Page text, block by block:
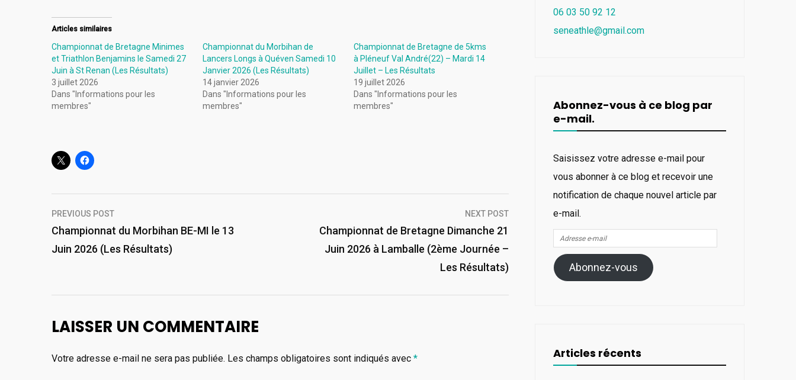
Articles similaires
Championnat de Bretagne Minimes
et Triathlon Benjamins le Samedi 27
Juin à St Renan (Les Résultats)
3 juillet 2026
Dans "Informations pour les
membres"
Championnat du Morbihan de
Lancers Longs à Quéven Samedi 10
Janvier 2026 (Les Résultats)
14 janvier 2026
Dans "Informations pour les
membres"
Championnat de Bretagne de 5kms
à Pléneuf Val André(22) – Mardi 14
Juillet – Les Résultats
19 juillet 2026
Dans "Informations pour les
membres"
Navigation
de
l’article
PREVIOUS POST
Championnat du Morbihan BE-MI le 13
Juin 2026 (Les Résultats)
NEXT POST
Championnat de Bretagne Dimanche 21
Juin 2026 à Lamballe (2ème Journée –
Les Résultats)
LAISSER UN COMMENTAIRE
Votre adresse e-mail ne sera pas publiée. Les champs obligatoires sont indiqués avec *
06 03 50 92 12
seneathle@gmail.com
Abonnez-vous à ce blog par
e-mail.
Saisissez votre adresse e-mail pour
vous abonner à ce blog et recevoir une
notification de chaque nouvel article par
e-mail.
Adresse
e-
mail
Abonnez-vous
Articles récents